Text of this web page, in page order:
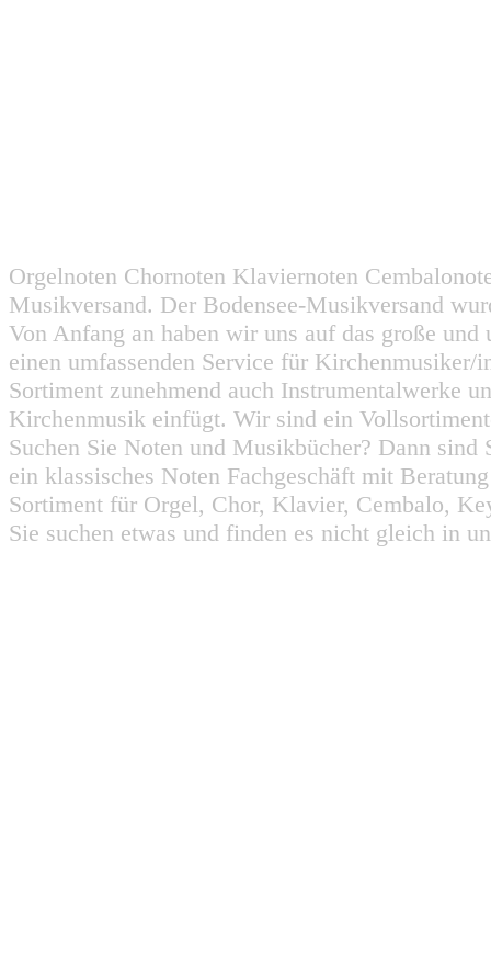
Orgelnoten Chornoten Klaviernoten
Musikversand. Der Bodensee-Musikversand
Von Anfang an haben wir uns auf das große
einen umfassenden Service für
Sortiment zunehmend auch Instrumentalwerke
Kirchenmusik einfügt. Wir sind ein
Suchen Sie Noten und Musikbücher? Dann
ein klassisches Noten Fachgeschäft mit
Sortiment für Orgel, Chor, Klavier, Cembalo,
Sie suchen etwas und finden es nicht gleich in